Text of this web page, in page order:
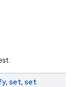
, set, set